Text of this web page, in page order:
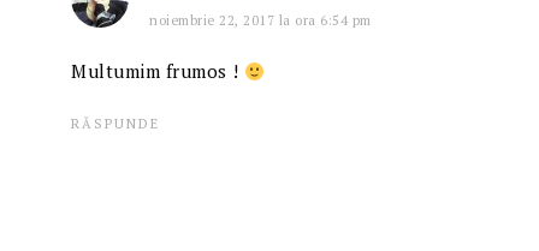
noiembrie 22, 2017 la ora 6:54 pm
Multumim frumos !
RĂSPUNDE